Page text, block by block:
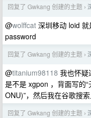
回复了 Gwkang 创建的主题 ›
@wolffcat 深圳移动 loid
password
回复了 Gwkang 创建的主题 ›
@titanium98118 我也怀疑
是不是 xgpon ，背面写的
ONU)”，然后我在谷歌搜
回复了 Gwkang 创建的主题 ›